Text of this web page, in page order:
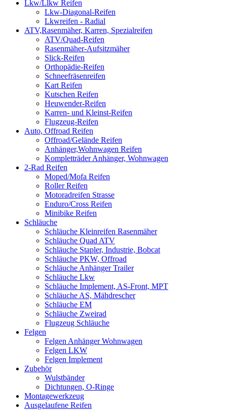
Lkw/Llkw Reifen
Lkw-Diagonal-Reifen
Lkwreifen - Radial
ATV,Rasenmäher, Karren, Spezialreifen
ATV/Quad-Reifen
Rasenmäher-Aufsitzmäher
Slick-Reifen
Orthopädie-Reifen
Schneefräsenreifen
Kart Reifen
Kutschen Reifen
Heuwender-Reifen
Karren- und Kleinst-Reifen
Flugzeug-Reifen
Auto, Offroad Reifen
Offroad/Gelände Reifen
Anhänger,Wohnwagen Reifen
Kompletträder Anhänger, Wohnwagen
2-Rad Reifen
Moped/Mofa Reifen
Roller Reifen
Motoradreifen Strasse
Enduro/Cross Reifen
Minibike Reifen
Schläuche
Schläuche Kleinreifen Rasenmäher
Schläuche Quad ATV
Schläuche Stapler, Industrie, Bobcat
Schläuche PKW, Offroad
Schläuche Anhänger Trailer
Schläuche Lkw
Schläuche Implement, AS-Front, MPT
Schläuche AS, Mähdrescher
Schläuche EM
Schläuche Zweirad
Flugzeug Schläuche
Felgen
Felgen Anhänger Wohnwagen
Felgen LKW
Felgen Implement
Zubehör
Wulstbänder
Dichtungen, O-Ringe
Montagewerkzeug
Ausgelaufene Reifen